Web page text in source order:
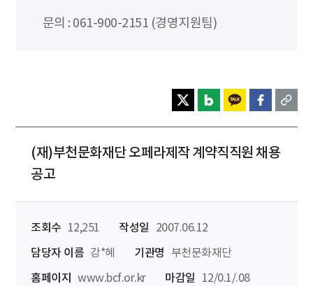
문의 : 061-900-2151 (경영지원팀)
(재)부천문화재단 오페라제작 계약직직원 채용
공고
조회수 12,251 작성일
2007.06.12
담당자 이름 강*혜 기관명
부천문화재단
홈페이지
www.bcf.or.kr 마감일 12/0.1/.08